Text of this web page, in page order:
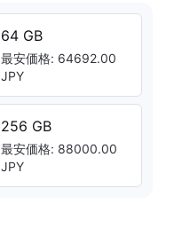
64 GB
最安価格: 64692.00
JPY
256 GB
最安価格: 88000.00
JPY